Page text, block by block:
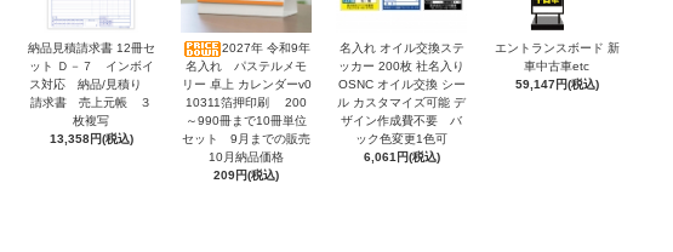
納品見積請求書 12冊セ
ット Ｄ－７ インボイ
ス対応 納品/見積り
請求書 売上元帳 ３
枚複写
13,358円(税込)
2027年 令和9年
名入れ パステルメモ
リー 卓上 カレンダーv0
10311箔押印刷 200
～990冊まで10冊単位
セット 9月までの販売
10月納品価格
209円(税込)
名入れ オイル交換ステ
ッカー 200枚 社名入り
OSNC オイル交換 シー
ル カスタマイズ可能 デ
ザイン作成費不要 バ
ック色変更1色可
6,061円(税込)
エントランスボード 新
車中古車etc
59,147円(税込)